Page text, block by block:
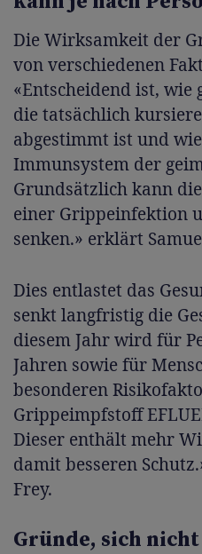
Die Wirksamkeit der
von verschiedenen
«Entscheidend ist,
die tatsächlich
abgestimmt ist und
Immunsystem der
Grundsätzlich kann
einer Grippeinfektion
senken.» erklärt
Dies entlastet das
senkt langfristig die
diesem Jahr wird für
Jahren sowie für
besonderen
Grippeimpfstoff
Dieser enthält mehr
damit besseren
Frey.
Gründe, sich